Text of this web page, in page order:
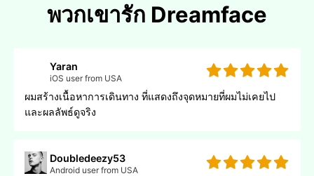
พวกเขารัก Dreamface
Yaran
iOS user from USA
ผมสร้างเนื้อหาการเดินทาง ที่แสดงถึงจุดหมายที่ผมไม่เคยไป
และผลลัพธ์ดูจริง
Doubledeezy53
Android user from USA